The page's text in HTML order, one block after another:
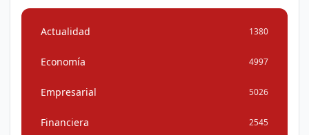
Actualidad 1380
Economía 4997
Empresarial 5026
Financiera 2545